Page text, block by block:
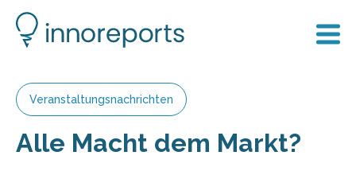
Veranstaltungsnachrichten
Alle Macht dem Markt?